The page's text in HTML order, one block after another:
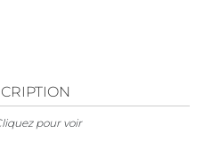
pour voir